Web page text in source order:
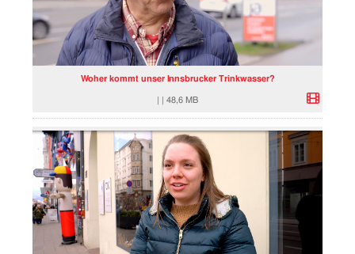
Woher kommt unser Innsbrucker Trinkwasser?
| | 48,6 MB